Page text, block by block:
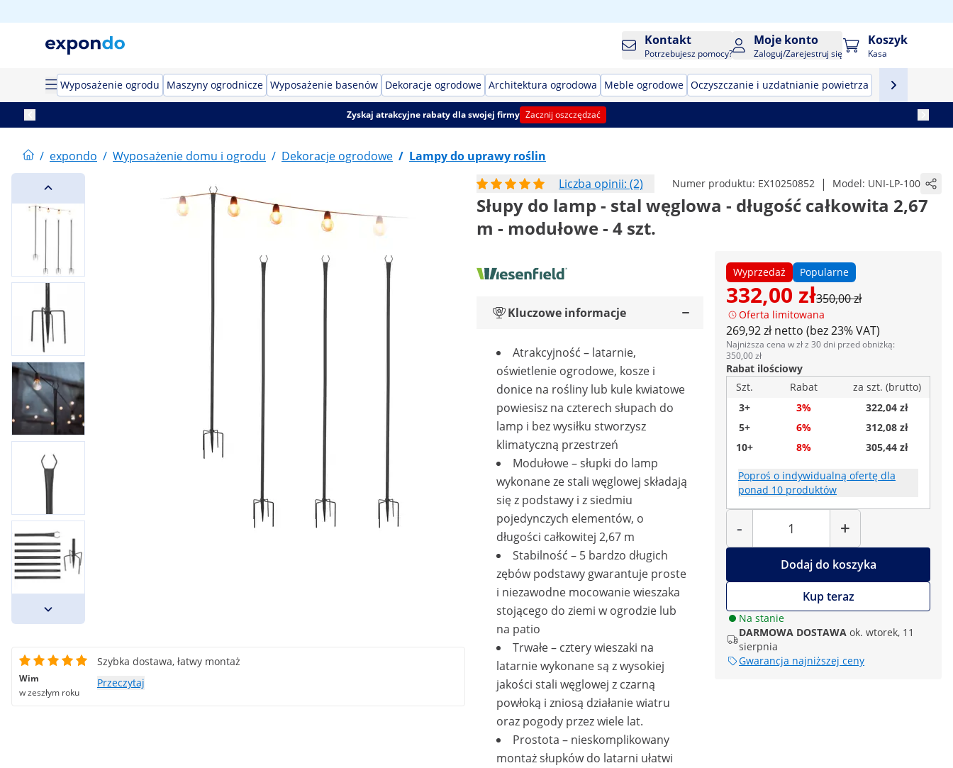
Kontakt
Potrzebujesz pomocy?
Moje konto
Zaloguj/Zarejestruj się
Koszyk
Kasa
Wyposażenie ogrodu Maszyny ogrodnicze Wyposażenie basenów Dekoracje ogrodowe Architektura ogrodowa Meble ogrodowe Oczyszczanie i uzdatnianie powietrza
Zyskaj atrakcyjne rabaty dla swojej firmy Zacznij oszczędzać
/ expondo / Wyposażenie domu i ogrodu / Dekoracje ogrodowe / Lampy do uprawy roślin
Liczba opinii: (2)
Numer produktu: EX10250852 | Model: UNI-LP-100
Słupy do lamp - stal węglowa - długość całkowita 2,67
m - modułowe - 4 szt.
Wyprzedaż Popularne
332,00 zł350,00 zł
Oferta limitowana
269,92 zł netto (bez 23% VAT)
Najniższa cena w zł z 30 dni przed obniżką:
350,00 zł
Rabat ilościowy
Szt.
Rabat
za szt. (brutto)
3+
3%
322,04 zł
5+
6%
312,08 zł
10+
8% 305,44 zł
Poproś o indywidualną ofertę dla
ponad 10 produktów
-
Liczba
+
Dodaj do koszyka
Kup teraz
Na stanie
DARMOWA DOSTAWA ok. wtorek, 11
sierpnia
Gwarancja najniższej ceny
Kluczowe informacje
Atrakcyjność – latarnie,
oświetlenie ogrodowe, kosze i
donice na rośliny lub kule kwiatowe
powiesisz na czterech słupach do
lamp i bez wysiłku stworzysz
klimatyczną przestrzeń
Modułowe – słupki do lamp
wykonane ze stali węglowej składają
się z podstawy i z siedmiu
pojedynczych elementów, o
długości całkowitej 2,67 m
Stabilność – 5 bardzo długich
zębów podstawy gwarantuje proste
i niezawodne mocowanie wieszaka
stojącego do ziemi w ogrodzie lub
na patio
Trwałe – cztery wieszaki na
latarnie wykonane są z wysokiej
jakości stali węglowej z czarną
powłoką i zniosą działanie wiatru
oraz pogody przez wiele lat.
Prostota – nieskomplikowany
montaż słupków do latarni ułatwi
Wim
w zeszłym roku
Szybka dostawa, łatwy montaż
Przeczytaj